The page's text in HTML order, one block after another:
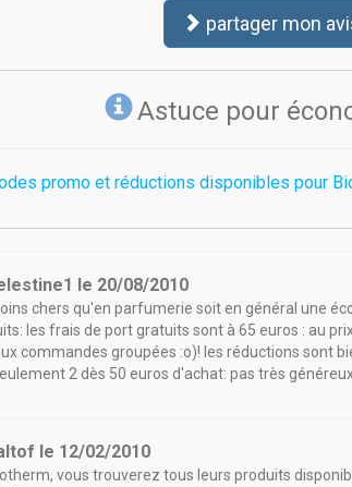
partager mon
Astuce pour
promo et réductions disponibles pour
le 20/08/2010
chers qu'en parfumerie soit en général une
les frais de port gratuits sont à 65 euros : au
commandes groupées :o)! les réductions sont
2 dès 50 euros d'achat: pas très
le 12/02/2010
vous trouverez tous leurs produits